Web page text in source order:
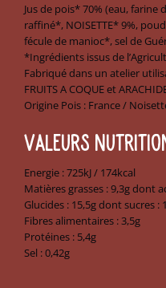
Jus de pois* 70% (eau, farine
raffiné*, NOISETTE* 9%,
fécule de manioc*, sel de
*Ingrédients issus de
Fabriqué dans un atelier
FRUITS A COQUE et
Origine Pois : France /
VALEURS
Energie : 725kJ / 174kcal
Matières grasses : 9,3g dont
Glucides : 15,5g dont sucres :
Fibres alimentaires : 3,5g
Protéines : 5,4g
Sel : 0,42g